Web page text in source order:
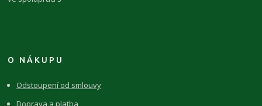
O NÁKUPU
Odstoupení od smlouvy
Doprava a platba